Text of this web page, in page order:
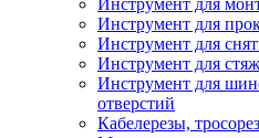
Инструмент для
Инструмент для
Инструмент для
Инструмент для
Инструмент для
отверстий
Кабелерезы,